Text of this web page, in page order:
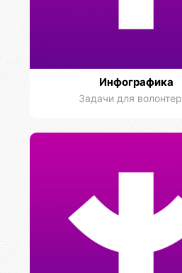
Инфографика
Задачи для